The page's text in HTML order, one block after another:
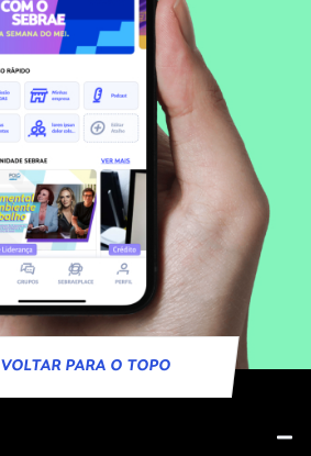
VOLTAR PARA O TOPO